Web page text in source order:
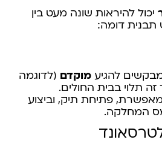
יכול להיראות שונה מעט בין
תבנית דומה:
להגיע מוקדם (לדוגמה
פתיחת תיק, וביצוע
המחלקה.